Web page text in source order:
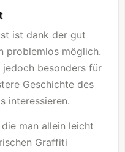
ist dank der gut
problemlos möglich.
besonders für
Geschichte des
interessieren.
man allein leicht
Graffiti